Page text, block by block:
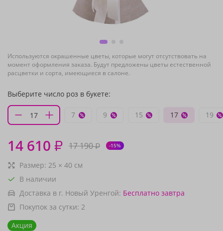
Используются окрашенные цветы, которые могут отсутствовать на
момент оформления заказа. Будут предложены цветы естественной
расцветки и сорта, имеющиеся в салоне.
Выберите число роз в букете:
7 9 15 17 19
14 610 ₽ 17 190₽ -15%
Размер: 25 × 40 см
В наличии
Доставка в г. Новый Уренгой: Бесплатно завтра
Покупок за сутки: 2
Акция